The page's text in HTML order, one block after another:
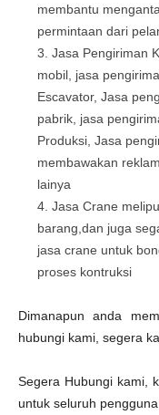
membantu
permintaan dari
Jasa Pengiriman
mobil, jasa
Escavator, Jasa
pabrik, jasa
Produksi, Jasa
membawakan
lainya
Jasa Crane
barang,dan juga
jasa crane untuk
proses kontruksi
Dimanapun anda
hubungi kami, segera
Segera Hubungi kami,
untuk seluruh